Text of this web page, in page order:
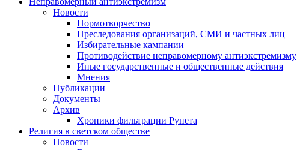
Новости
Нормотворчество
Преследования организаций, СМИ и частных лиц
Избирательные кампании
Противодействие неправомерному антиэкстремизму
Иные государственные и общественные действия
Мнения
Публикации
Документы
Архив
Хроники фильтрации Рунета
Религия в светском обществе
Новости